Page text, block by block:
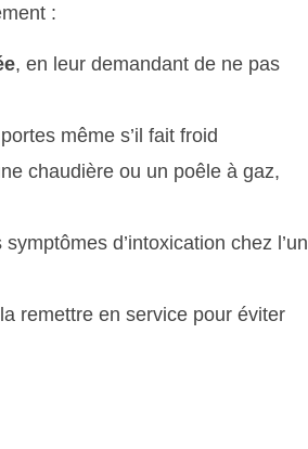
:
, en leur demandant de ne pas
même s’il fait froid
chaudière ou un poêle à gaz,
d’intoxication chez l’un
remettre en service pour éviter